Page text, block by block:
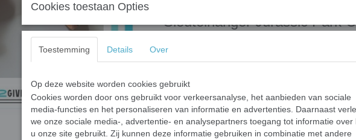
Sleutelhanger Jurassic Park
Productcode
Productcode leverancier
Save
Cookies toestaan Opties
Toestemming Details Over
Op deze website worden cookies gebruikt
Cookies worden door ons gebruikt voor verkeersanalyse, het aanbieden van sociale
media-functies en het personaliseren van informatie en advertenties. Daarnaast
we onze sociale media-, advertentie- en analysepartners toegang tot informatie over
u onze site gebruikt. Zij kunnen deze informatie gebruiken in combinatie met andere